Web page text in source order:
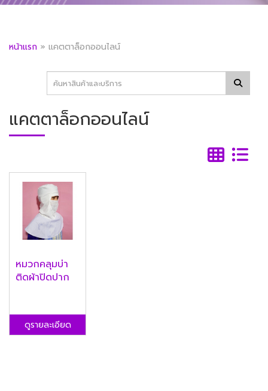
หน้าแรก » แคตตาล็อกออนไลน์
แคตตาล็อกออนไลน์
หมวกคลุมบ่า
ติดผ้าปิดปาก
ดูรายละเอียด